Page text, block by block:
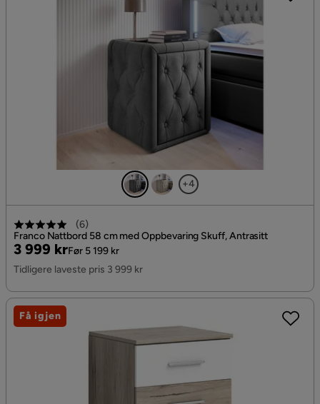
+4
(6)
Franco Nattbord 58 cm med Oppbevaring Skuff, Antrasitt
Pris
3 999 kr
Original
Pris
Før 5 199 kr
Tidligere laveste pris 3 999 kr
Få igjen